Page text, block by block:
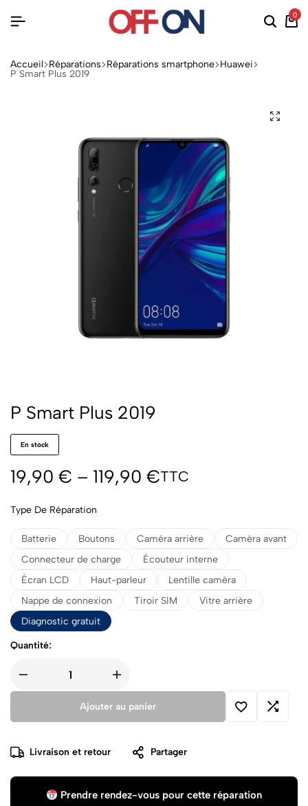
0
Accueil Réparations Réparations smartphone Huawei
P Smart Plus 2019
P Smart Plus 2019
En stock
19,90 € – 119,90 €TTC
Type De Réparation
Batterie Boutons Caméra arrière
Caméra avant
Connecteur de charge
Écouteur interne
Écran LCD
Haut-parleur
Lentille caméra
Nappe de connexion
Tiroir SIM
Vitre arrière
Diagnostic gratuit
Quantité:
Ajouter au panier
Livraison et retour Partager
Prendre rendez-vous pour cette réparation